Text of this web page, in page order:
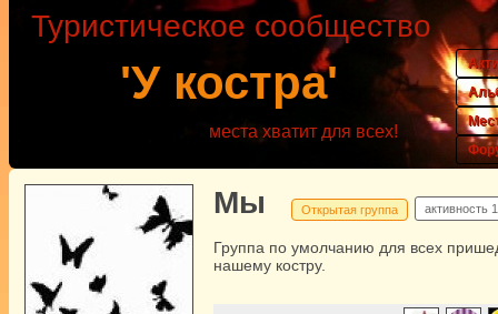
'У костра'
Туристическое сообщество
места хватит для всех!
Мы Открытая группа активность
Группа по умолчанию для всех
нашему костру.